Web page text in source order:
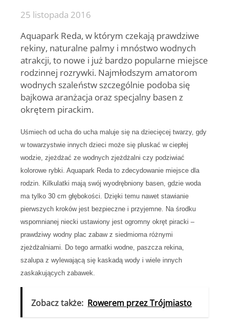
25 listopada 2016
Aquapark Reda, w którym czekają prawdziwe
rekiny, naturalne palmy i mnóstwo wodnych
atrakcji, to nowe i już bardzo popularne miejsce
rodzinnej rozrywki. Najmłodszym amatorom
wodnych szaleństw szczególnie podoba się
bajkowa aranżacja oraz specjalny basen z
okrętem pirackim.
Uśmiech od ucha do ucha maluje się na dziecięcej twarzy, gdy
w towarzystwie innych dzieci może się pluskać w ciepłej
wodzie, zjeżdżać ze wodnych zjeżdżalni czy podziwiać
kolorowe rybki. Aquapark Reda to zdecydowanie miejsce dla
rodzin. Kilkulatki mają swój wyodrębniony basen, gdzie woda
ma tylko 30 cm głębokości. Dzięki temu nawet stawianie
pierwszych kroków jest bezpieczne i przyjemne. Na środku
wspomnianej niecki ustawiony jest ogromny okręt piracki –
prawdziwy wodny plac zabaw z siedmioma różnymi
zjeżdżalniami. Do tego armatki wodne, paszcza rekina,
szalupa z wylewającą się kaskadą wody i wiele innych
zaskakujących zabawek.
Zobacz także: Rowerem przez Trójmiasto